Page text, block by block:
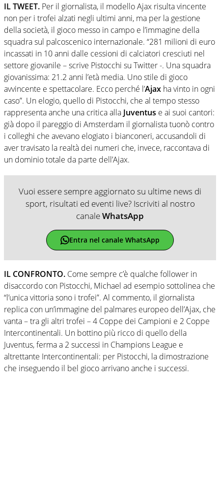
IL TWEET. Per il giornalista, il modello Ajax risulta vincente
non per i trofei alzati negli ultimi anni, ma per la gestione
della società, il gioco messo in campo e l’immagine della
squadra sul palcoscenico internazionale. “281 milioni di euro
incassati in 10 anni dalle cessioni di calciatori cresciuti nel
settore giovanile – scrive Pistocchi su Twitter -. Una squadra
giovanissima: 21.2 anni l’età media. Uno stile di gioco
avvincente e spettacolare. Ecco perché l’Ajax ha vinto in ogni
caso”. Un elogio, quello di Pistocchi, che al tempo stesso
rappresenta anche una critica alla Juventus e ai suoi cantori:
già dopo il pareggio di Amsterdam il giornalista tuonò contro
i colleghi che avevano elogiato i bianconeri, accusandoli di
aver travisato la realtà dei numeri che, invece, raccontava di
un dominio totale da parte dell’Ajax.
Vuoi essere sempre aggiornato su ultime news di
sport, risultati ed eventi live? Iscriviti al nostro
canaleWhatsApp
Entra nel canale WhatsApp
IL CONFRONTO. Come sempre c’è qualche follower in
disaccordo con Pistocchi, Michael ad esempio sottolinea che
“l’unica vittoria sono i trofei”. Al commento, il giornalista
replica con un’immagine del palmares europeo dell’Ajax, che
vanta – tra gli altri trofei – 4 Coppe dei Campioni e 2 Coppe
Intercontinentali. Un bottino più ricco di quello della
Juventus, ferma a 2 successi in Champions League e
altrettante Intercontinentali: per Pistocchi, la dimostrazione
che inseguendo il bel gioco arrivano anche i successi.